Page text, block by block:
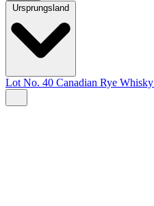
Ursprungsland
Lot No. 40 Canadian Rye Whisky